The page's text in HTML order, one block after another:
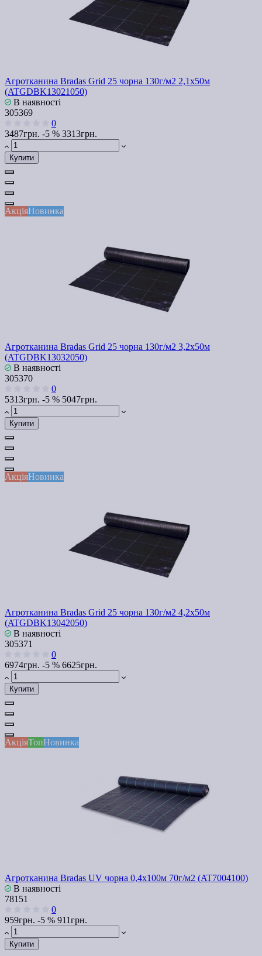
Агротканина Bradas Grid 25 чорна 130г/м2 2,1x50м
(ATGDBK13021050)
В наявності
305369
0
3487грн. -5 % 3313грн.
Купити
АкціяНовинка
Агротканина Bradas Grid 25 чорна 130г/м2 3,2x50м
(ATGDBK13032050)
В наявності
305370
0
5313грн. -5 % 5047грн.
Купити
АкціяНовинка
Агротканина Bradas Grid 25 чорна 130г/м2 4,2x50м
(ATGDBK13042050)
В наявності
305371
0
6974грн. -5 % 6625грн.
Купити
АкціяТопНовинка
Агротканина Bradas UV чорна 0,4х100м 70г/м2 (AT7004100)
В наявності
78151
0
959грн. -5 % 911грн.
Купити